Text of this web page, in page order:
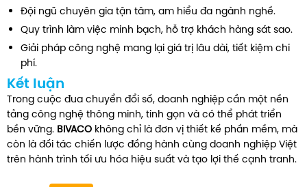
Đội ngũ chuyên gia tận tâm, am hiểu đa ngành nghề.
Quy trình làm việc minh bạch, hỗ trợ khách hàng sát sao.
Giải pháp công nghệ mang lại giá trị lâu dài, tiết kiệm chi
phí.
Kết luận
Trong cuộc đua chuyển đổi số, doanh nghiệp cần một nền
tảng công nghệ thông minh, tinh gọn và có thể phát triển
bền vững. BIVACO không chỉ là đơn vị thiết kế phần mềm, mà
còn là đối tác chiến lược đồng hành cùng doanh nghiệp Việt
trên hành trình tối ưu hóa hiệu suất và tạo lợi thế cạnh tranh.